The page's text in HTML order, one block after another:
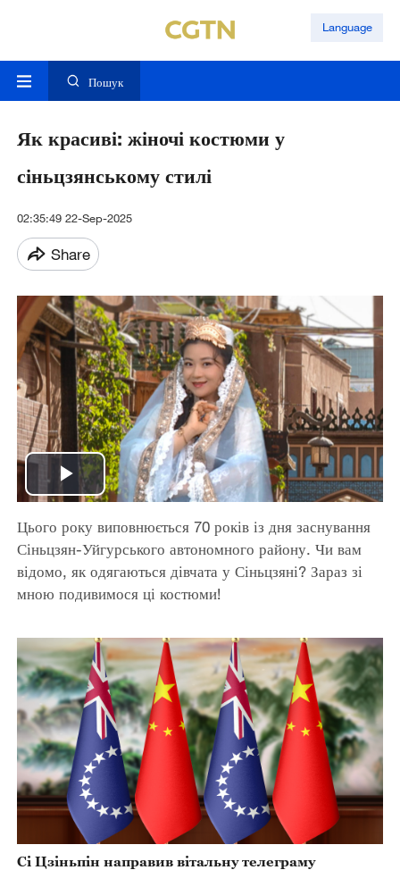
Language
Пошук
Як красиві: жіночі костюми у
сіньцзянському стилі
02:35:49 22-Sep-2025
Share
Play
Video
Цього року виповнюється 70 років із дня заснування
Сіньцзян-Уйгурського автономного району. Чи вам
відомо, як одягаються дівчата у Сіньцзяні? Зараз зі
мною подивимося ці костюми!
Сі Цзіньпін направив вітальну телеграму